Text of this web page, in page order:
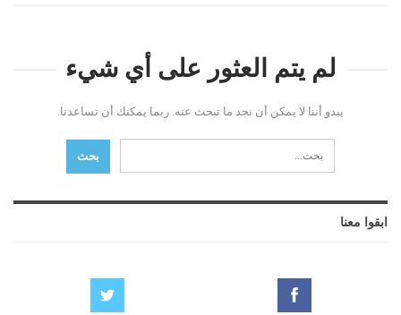
لم يتم العثور على أي شيء
يبدو أننا لا يمكن أن نجد ما تبحث عنه. ربما يمكنك أن تساعدنا.
ابقوا معنا